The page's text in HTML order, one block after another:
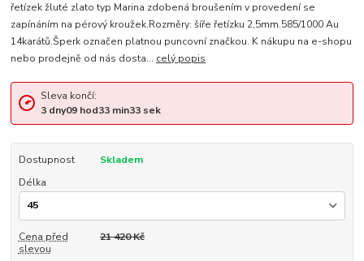
řetízek žluté zlato typ Marina zdobená broušením v provedení se
zapínáním na pérový kroužek.Rozměry: šíře řetízku 2,5mm.585/1000 Au
14karátů.Šperk označen platnou puncovní značkou. K nákupu na e-shopu
nebo prodejně od nás dosta... celý popis
Sleva končí:
3 dny09hod33min33sek
Dostupnost
Skladem
Délka
Cena před
slevou
21 420 Kč